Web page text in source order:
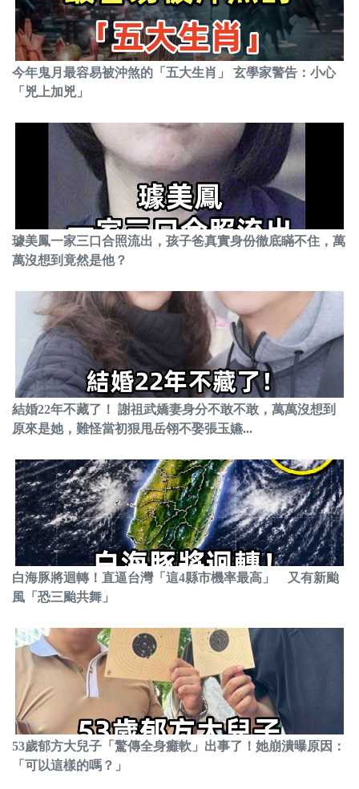
今年鬼月最容易被沖煞的「五大生肖」 玄學家警告：小心
「兇上加兇」
璩美鳳一家三口合照流出，孩子爸真實身份徹底瞞不住，萬
萬沒想到竟然是他？
結婚22年不藏了！ 謝祖武嬌妻身分不敢不敢，萬萬沒想到
原來是她，難怪當初狠甩岳翎不娶張玉嬿...
白海豚將迴轉！直逼台灣「這4縣市機率最高」 又有新颱
風「恐三颱共舞」
53歲郁方大兒子「驚傳全身癱軟」出事了！她崩潰曝原因：
「可以這樣的嗎？」